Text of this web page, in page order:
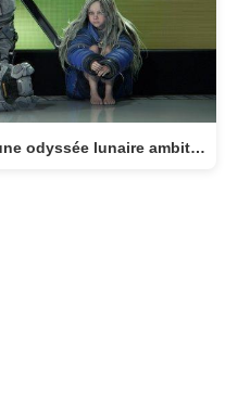
Pragmata : Capcom prépare une odyssée lunaire ambitieuse pour avril 2026